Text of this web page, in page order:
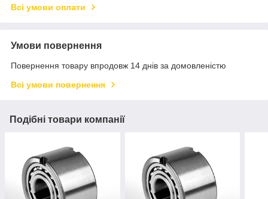
Всі умови оплати
Умови повернення
Повернення товару впродовж 14 днів за домовленістю
Всі умови повернення
Подібні товари компанії